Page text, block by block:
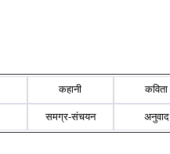
कहानी कविता
समग्र-संचयन अनुवाद